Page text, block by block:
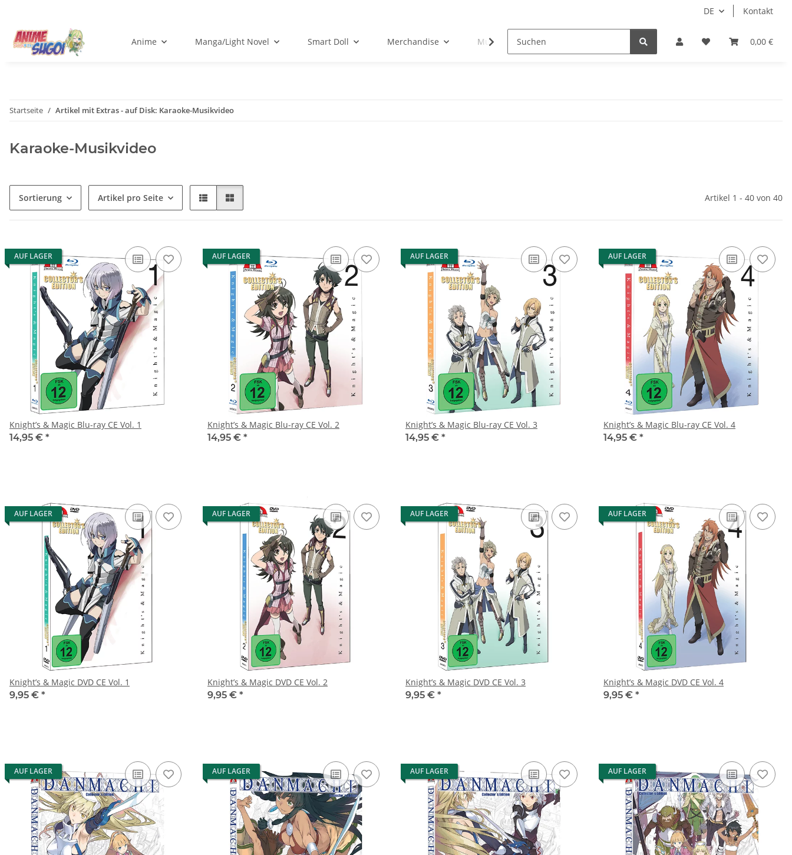
DE Kontakt
0,00 €
Anime Manga/Light Novel Smart Doll Merchandise Musik-CD Idols/Cosplay 18+ Schnäppchen
Startseite Artikel mit Extras - auf Disk: Karaoke-Musikvideo
Karaoke-Musikvideo
Sortierung Artikel pro Seite Artikel 1 - 40 von 40
AUF LAGER
Knight’s & Magic Blu-ray CE Vol. 1
14,95 € *
AUF LAGER
Knight’s & Magic Blu-ray CE Vol. 2
14,95 € *
AUF LAGER
Knight’s & Magic Blu-ray CE Vol. 3
14,95 € *
AUF LAGER
Knight’s & Magic Blu-ray CE Vol. 4
14,95 € *
AUF LAGER
Knight’s & Magic DVD CE Vol. 1
9,95 € *
AUF LAGER
Knight’s & Magic DVD CE Vol. 2
9,95 € *
AUF LAGER
Knight’s & Magic DVD CE Vol. 3
9,95 € *
AUF LAGER
Knight’s & Magic DVD CE Vol. 4
9,95 € *
AUF LAGER AUF LAGER AUF LAGER AUF LAGER